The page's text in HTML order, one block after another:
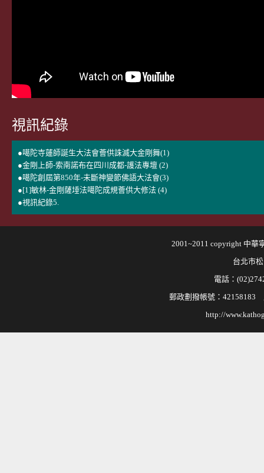
視訊紀錄
●噶陀寺蓮師誕生大法會薈供誅滅大金剛舞(1)
●金剛上師-索南諾布在四川成都-護法專壇 (2)
●噶陀創屆第850年-未斷神變節佛語大法會(3)
●[1]敏林-金剛薩埵法噶陀成規薈供大修法 (4)
●視訊紀錄5.
2001~2011 copyright 中華
台北市
電話：
郵政劃撥帳號：42158183
http://